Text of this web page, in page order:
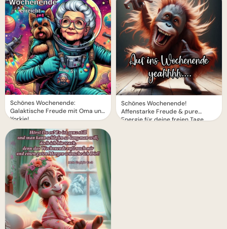
Schönes Wochenende:
Galaktische Freude mit Oma und
Yorkie!
Schönes Wochenende!
Affenstarke Freude & pure
Energie für deine freien Tage.